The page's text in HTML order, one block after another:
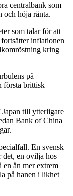
centralbank som
och höja ränta.
som talar för att
inflationen
kring
på
första brittisk
till ytterligare
Bank of China
En svensk
det, en ovilja hos
än mer extrem
på hanen i likhet